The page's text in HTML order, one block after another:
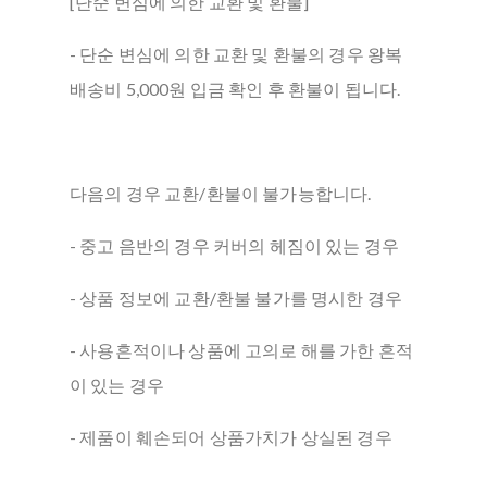
- 단순 변심에 의한 교환 및 환불의 경우 왕복
배송비 5,000원 입금 확인 후 환불이 됩니다.
다음의 경우 교환/환불이 불가능합니다.
- 중고 음반의 경우 커버의 헤짐이 있는 경우
- 상품 정보에 교환/환불 불가를 명시한 경우
- 사용흔적이나 상품에 고의로 해를 가한 흔적
이 있는 경우
- 제품이 훼손되어 상품가치가 상실된 경우